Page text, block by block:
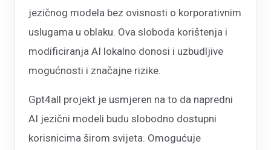
jezičnog modela bez ovisnosti o korporativnim
uslugama u oblaku. Ova sloboda korištenja i
modificiranja AI lokalno donosi i uzbudljive
mogućnosti i značajne rizike.
Gpt4all projekt je usmjeren na to da napredni
AI jezični modeli budu slobodno dostupni
korisnicima širom svijeta. Omogućuje